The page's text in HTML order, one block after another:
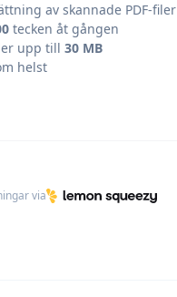
av skannade PDF-filer
tecken åt gången
upp till 30 MB
helst
via